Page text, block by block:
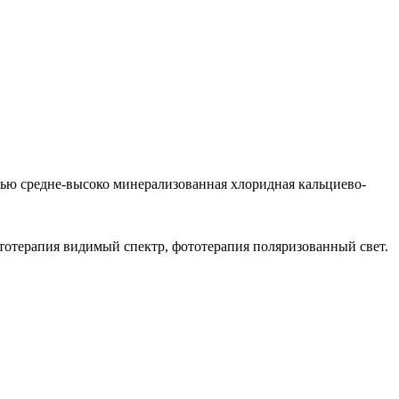
средне-высоко минерализованная хлоридная кальциево-
видимый спектр, фототерапия поляризованный свет.